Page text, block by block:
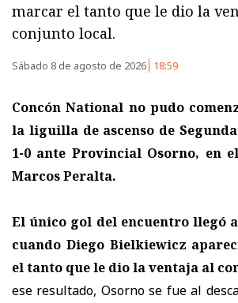
marcar el tanto que le dio la
conjunto local.
Sábado 8 de agosto de 2026 18:59
Concón National no pudo
la liguilla de ascenso de
1-0 ante Provincial Osorno, en
Marcos Peralta.
El único gol del encuentro llegó
cuando Diego Bielkiewicz
el tanto que le dio la ventaja al
ese resultado, Osorno se fue al